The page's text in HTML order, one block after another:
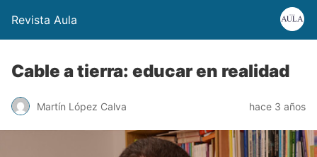
Revista Aula
Cable a tierra: educar en realidad
Martín López Calva hace 3 años